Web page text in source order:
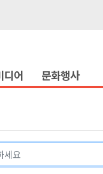
"
디어 문화행사